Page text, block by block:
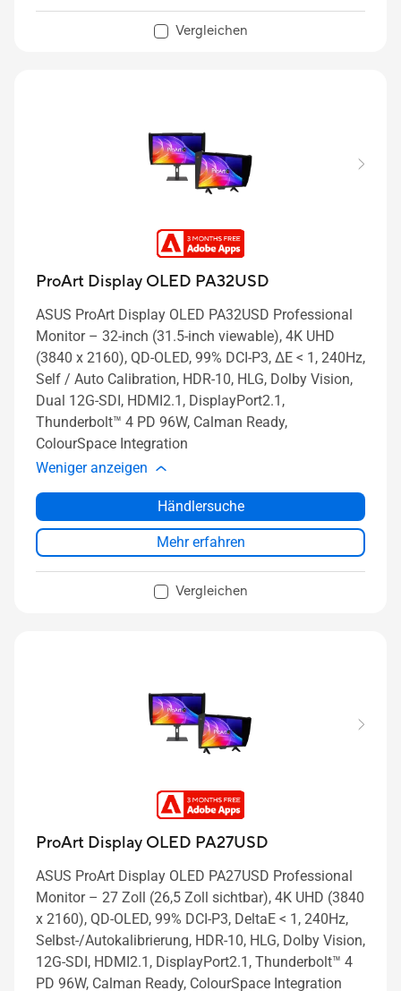
Vergleichen
ProArt Display OLED PA32USD
ASUS ProArt Display OLED PA32USD Professional
Monitor – 32-inch (31.5-inch viewable), 4K UHD
(3840 x 2160), QD-OLED, 99% DCI-P3, ΔE < 1, 240Hz,
Self / Auto Calibration, HDR-10, HLG, Dolby Vision,
Dual 12G-SDI, HDMI2.1, DisplayPort2.1,
Thunderbolt™ 4 PD 96W, Calman Ready,
ColourSpace Integration
Weniger anzeigen
Händlersuche
Mehr erfahren
Vergleichen
ProArt Display OLED PA27USD
ASUS ProArt Display OLED PA27USD Professional
Monitor – 27 Zoll (26,5 Zoll sichtbar), 4K UHD (3840
x 2160), QD-OLED, 99% DCI-P3, DeltaE < 1, 240Hz,
Selbst-/Autokalibrierung, HDR-10, HLG, Dolby Vision,
12G-SDI, HDMI2.1, DisplayPort2.1, Thunderbolt™ 4
PD 96W, Calman Ready, ColourSpace Integration